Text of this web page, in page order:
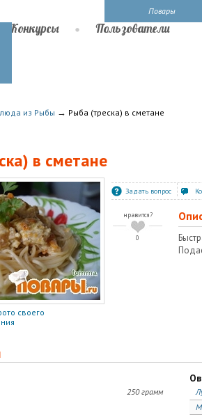
Повары
Конкурсы Пользователи
из Рыбы → Рыба (треска) в сметане
в сметане
своего
Задать вопрос
нравится?
0
250 грамм